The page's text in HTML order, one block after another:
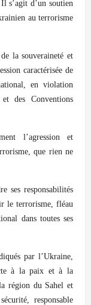
s’agit d’un soutien
au terrorisme
la souveraineté et
caractérisée de
en violation
des Conventions
l’agression et
que rien ne
ses responsabilités
le terrorisme, fléau
dans toutes ses
par l’Ukraine,
à la paix et à la
région du Sahel et
responsable